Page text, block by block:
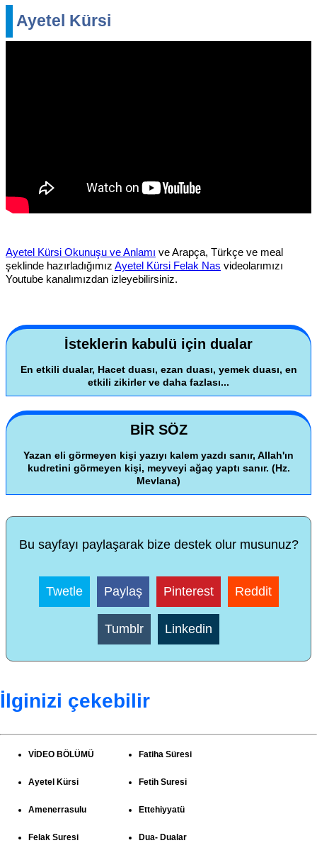
Ayetel Kürsi
Ayetel Kürsi Okunuşu ve Anlamı ve Arapça, Türkçe ve meal
şeklinde hazırladığımız Ayetel Kürsi Felak Nas videolarımızı
Youtube kanalımızdan izleyebilirsiniz.
İsteklerin kabulü için dualar
En etkili dualar, Hacet duası, ezan duası, yemek duası, en
etkili zikirler ve daha fazlası...
BİR SÖZ
Yazan eli görmeyen kişi yazıyı kalem yazdı sanır, Allah'ın
kudretini görmeyen kişi, meyveyi ağaç yaptı sanır. (Hz.
Mevlana)
Bu sayfayı paylaşarak bize destek olur musunuz?
Twetle Paylaş Pinterest Reddit
Tumblr Linkedin
İlginizi çekebilir
VİDEO BÖLÜMÜ
Ayetel Kürsi
Amenerrasulu
Felak Suresi
Fatiha Süresi
Fetih Suresi
Ettehiyyatü
Dua- Dualar